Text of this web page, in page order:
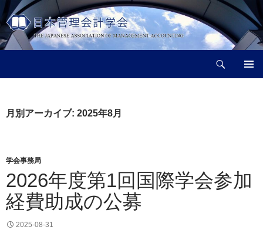
コ
ン
ン
へ
ッ
月別アーカイブ: 2025年8月
学会事務局
2026年度第1回国際学会参加
経費助成の公募
2025-08-31